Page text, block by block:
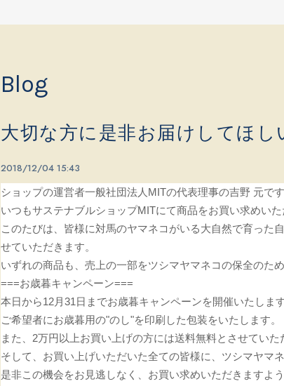
Blog
大切な方に是非お届けしてほし
2018/12/04 15:43
ショップの運営者一般社団法人MITの代表理事の吉野 元です
いつもサステナブルショップMITにて商品をお買い求めい
このたびは、皆様に対馬のヤマネコがいる大自然で育った
せていただきます。
いずれの商品も、売上の一部をツシマヤマネコの保全のた
===お歳暮キャンペーン===
本日から12月31日までお歳暮キャンペーンを開催いたします
ご希望者にお歳暮用の"のし"を印刷した包装をいたします。
また、2万円以上お買い上げの方には送料無料とさせていた
そして、お買い上げいただいた全ての皆様に、ツシマヤマ
是非この機会をお見逃しなく、お買い求めいただきますよ